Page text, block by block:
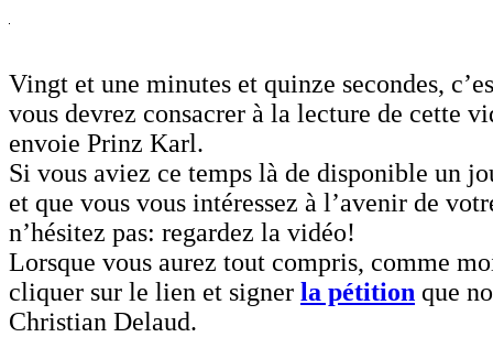
Vingt et une minutes et quinze secondes,
vous devrez consacrer à la lecture de cette
envoie Prinz Karl.
Si vous aviez ce temps là de disponible un
et que vous vous intéressez à l’avenir de
n’hésitez pas: regardez la vidéo!
Lorsque vous aurez tout compris, comme
cliquer sur le lien et signer la pétition que
Christian Delaud.